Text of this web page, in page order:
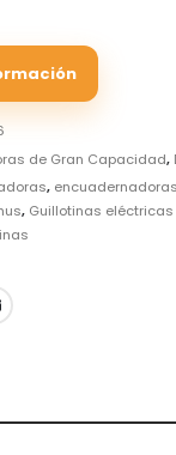
de Gran Capacidad,
,
, Guillotinas